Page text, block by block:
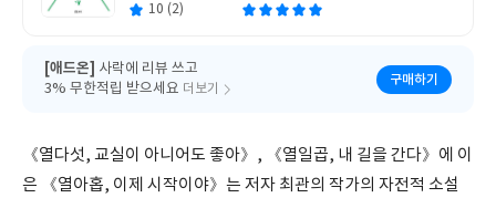
10 (2)
[애드온] 사락에 리뷰 쓰고
3% 무한적립 받으세요 더보기
구매하기
《열다섯, 교실이 아니어도 좋아》, 《열일곱, 내 길을 간다》에 이
은 《열아홉, 이제 시작이야》는 저자 최관의 작가의 자전적 소설